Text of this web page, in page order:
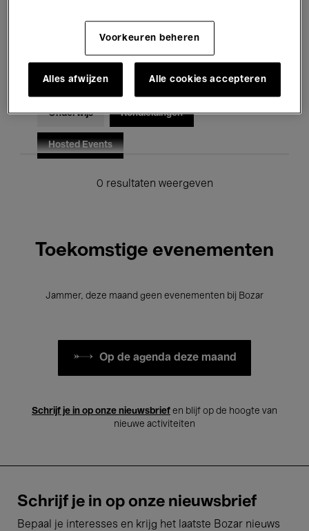
Voor iedereen Kids’ Palace
Onderwijs Rondleidingen
Hosted Events
0 resultaten weergeven
Toekomstige evenementen
Jammer, deze maand geen evenementen bij Bozar
Op de agenda deze maand
Schrijf je in op onze nieuwsbrief en blijf op de hoogte van
nieuwe activiteiten
Schrijf je in op onze nieuwsbrief
Bepaal je interesses en krijg het laatste Bozar nieuws
Voorkeuren beheren
Alles afwijzen Alle cookies accepteren